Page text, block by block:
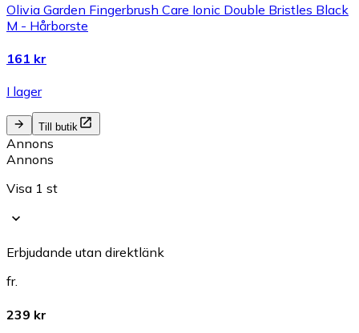
Olivia Garden Fingerbrush Care Ionic Double Bristles Black
M - Hårborste
161 kr
I lager
Till butik
Annons
Annons
Visa 1 st
Erbjudande utan direktlänk
fr.
239 kr